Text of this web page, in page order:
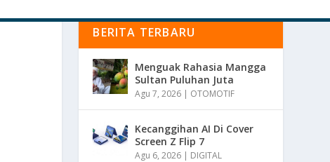
BERITA TERBARU
Menguak Rahasia Mangga
Sultan Puluhan Juta
Agu 7, 2026 | OTOMOTIF
Kecanggihan AI Di Cover
Screen Z Flip 7
Agu 6, 2026 | DIGITAL